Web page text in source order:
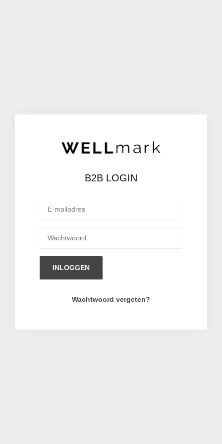
B2B LOGIN
INLOGGEN
Wachtwoord vergeten?